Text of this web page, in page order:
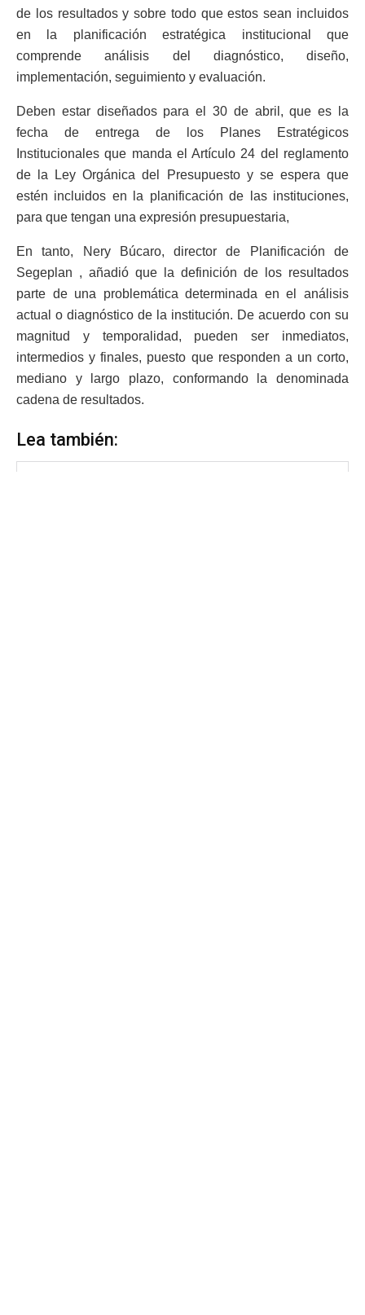
de los resultados y sobre todo que estos sean incluidos
en la planificación estratégica institucional que
comprende análisis del diagnóstico, diseño,
implementación, seguimiento y evaluación.
Deben estar diseñados para el 30 de abril, que es la
fecha de entrega de los Planes Estratégicos
Institucionales que manda el Artículo 24 del reglamento
de la Ley Orgánica del Presupuesto y se espera que
estén incluidos en la planificación de las instituciones,
para que tengan una expresión presupuestaria,
En tanto, Nery Búcaro, director de Planificación de
Segeplan , añadió que la definición de los resultados
parte de una problemática determinada en el análisis
actual o diagnóstico de la institución. De acuerdo con su
magnitud y temporalidad, pueden ser inmediatos,
intermedios y finales, puesto que responden a un corto,
mediano y largo plazo, conformando la denominada
cadena de resultados.
Lea también: